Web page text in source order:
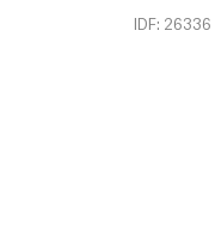
IDF: 26336